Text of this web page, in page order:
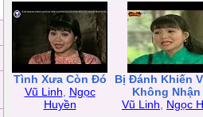
Tình Xưa Còn Đó
Vũ Linh
Ngọc
Huyền
Bị Đánh Khiến
Không Nhận
Vũ Linh
Ngọc